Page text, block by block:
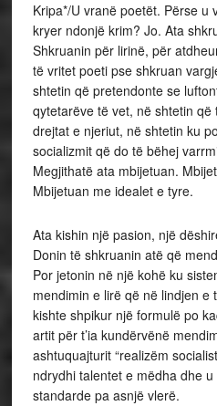
Kripa*/U vranë poetët. Përse u
kryer ndonjë krim? Jo. Ata
Shkruanin për lirinë, për
të vritet poeti pse shkruan
shtetin që pretendonte se
qytetarëve të vet, në shtetin
drejtat e njeriut, në shtetin ku
socializmit që do të bëhej
Megjithatë ata mbijetuan.
Mbijetuan me idealet e tyre.
Ata kishin një pasion, një
Donin të shkruanin atë që
Por jetonin në një kohë ku
mendimin e lirë që në lindjen e
kishte shpikur një formulë po
artit për t’ia kundërvënë
ashtuquajturit “realizëm
ndrydhi talentet e mëdha dhe
standarde pa asnjë vlerë.